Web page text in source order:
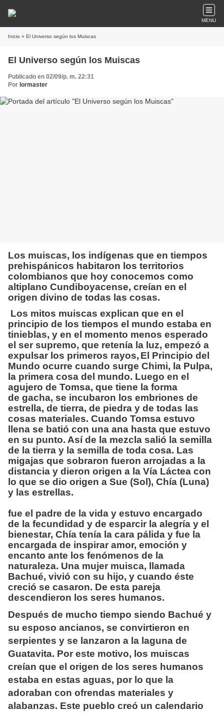
MENU
Inicio » El Universo según los Muiscas
El Universo según los Muiscas
Publicado en 02/09/p. m. 22:31
Por lormaster
Los muiscas, los indígenas que en tiempos
prehispánicos habitaron los territorios
colombianos que hoy conocemos como
altiplano Cundiboyacense, creían en el
origen divino de todas las cosas.
Los mitos muiscas explican que en el
principio de los tiempos el mundo estaba en
tinieblas, y en el momento menos esperado
el ser supremo, que retenía la luz, empezó a
expulsar los primeros rayos, El Principio del
Mundo ocurre cuando surge Chimi, la Pulpa,
la primera cosa del mundo. Luego en el
agujero de Tomsa, que tiene la forma
de gacha, se incubaron los embriones de
estrella, de tierra, de piedra y de todas las
cosas materiales. Cuando Tomsa estuvo
llena se batió con una ana hasta que estuvo
en su punto. Así de la mezcla salió la semilla
de la tierra y la semilla de toda cosa. Las
migajas que sobraron fueron arrojadas a la
distancia y dieron origen a la Vía Láctea con
lo que se dio origen a Sue (Sol), Chía (Luna)
y las estrellas.
fue el padre de la vida y estuvo encargado
de la fecundidad y de esparcir la alegría y el
bienestar, Chía tenía la cara pálida y fue la
encargada de inspirar amor, emoción y
encanto ante los fenómenos de la
naturaleza. Una mujer muisca, llamada
Bachué, vivió con su hijo, y cuando éste
creció se casaron. De esta pareja
descendieron los seres humanos.
Después de mucho tiempo siendo Bachué y
su esposo ancianos, se convirtieron en
serpientes y se lanzaron a la laguna de
Guatavita. Por este motivo, los muiscas
creían que el origen de los seres humanos
estaba en estas aguas, por lo que la
adoraban con ofrendas materiales y
alabanzas. Este pueblo creó un calendario